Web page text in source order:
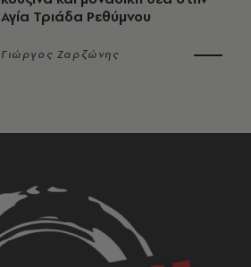
Αγία Τριάδα Ρεθύμνου
Γιώργος Ζαρζώνης